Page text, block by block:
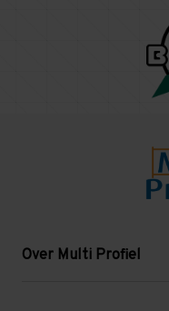
Over Multi Profiel